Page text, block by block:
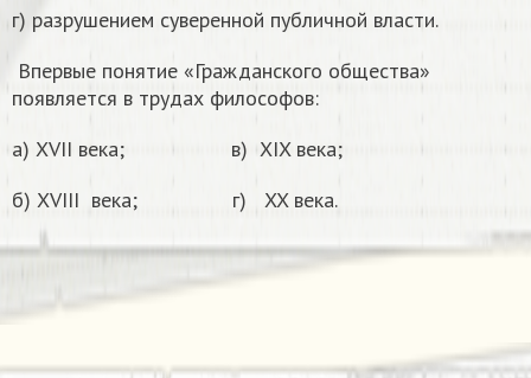
г) разрушением суверенной публичной власти.
Впервые понятие «Гражданского общества»
появляется в трудах философов:
а) XVII века; в) XIX века;
б) XVIII века; г) XX века.